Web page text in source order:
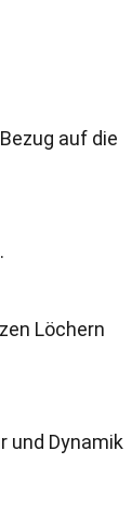
auf die
Löchern
und Dynamik